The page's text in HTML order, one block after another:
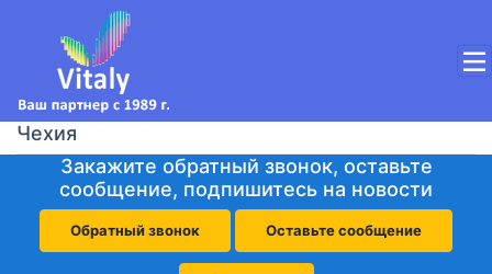
Чехия
Закажите обратный звонок, оставьте
сообщение, подпишитесь на новости
Обратный звонок Оставьте сообщение